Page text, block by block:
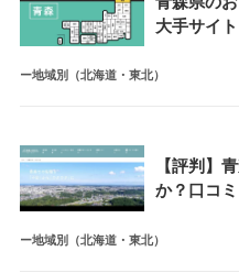
大手サイ
ー地域別（北海道・東北）
【評判】
か？口コ
ー地域別（北海道・東北）